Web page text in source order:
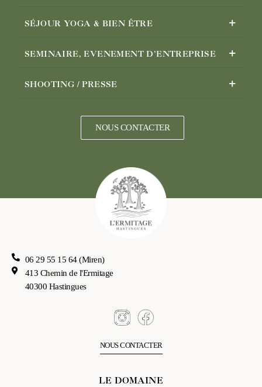
SÉJOUR YOGA & BIEN ÊTRE
SEMINAIRE, EVENEMENT D’ENTREPRISE
SHOOTING / PRESSE
NOUS CONTACTER
06 29 55 15 64 (Miren)
413 Chemin de l'Ermitage
40300 Hastingues
NOUS CONTACTER
LE DOMAINE